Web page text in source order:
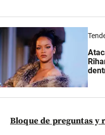
Bloque de preguntas y